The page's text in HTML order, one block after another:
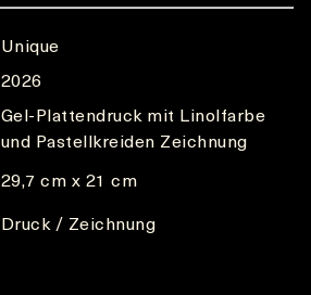
Unique
2026
Gel-Plattendruck mit Linolfarbe
und Pastellkreiden Zeichnung
29,7 cm x 21 cm
Druck / Zeichnung